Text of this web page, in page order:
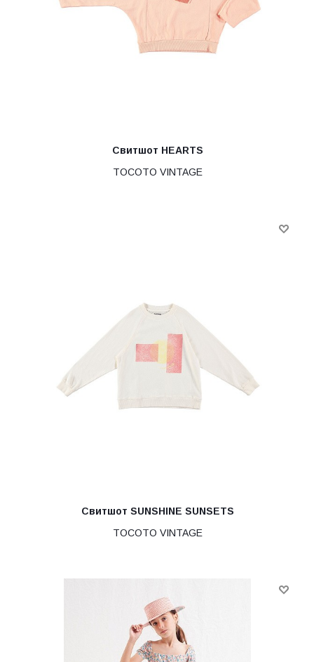
Свитшот HEARTS
TOCOTO VINTAGE
Свитшот SUNSHINE SUNSETS
TOCOTO VINTAGE